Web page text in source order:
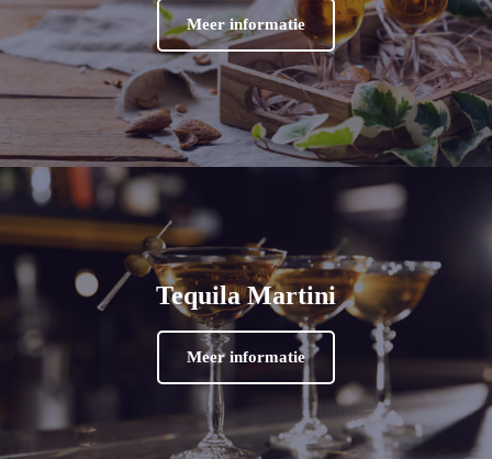
Meer informatie
Tequila Martini
Meer informatie